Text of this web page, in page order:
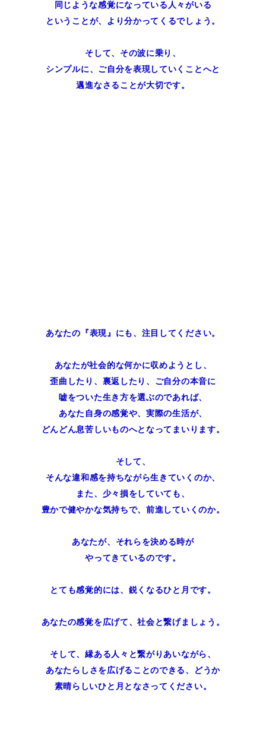
同じような感覚になっている人々がいる
ということが、より分かってくるでしょう。
そして、その波に乗り、
シンプルに、ご自分を表現していくことへと
邁進なさることが大切です。
あなたの『表現』にも、注目してください。
あなたが社会的な何かに収めようとし、
歪曲したり、裏返したり、ご自分の本音に
嘘をついた生き方を選ぶのであれば、
あなた自身の感覚や、実際の生活が、
どんどん息苦しいものへとなってまいります。
そして、
そんな違和感を持ちながら生きていくのか、
また、少々損をしていても、
豊かで健やかな気持ちで、前進していくのか。
あなたが、それらを決める時が
やってきているのです。
とても感覚的には、鋭くなるひと月です。
あなたの感覚を広げて、社会と繋げましょう。
そして、縁ある人々と繋がりあいながら、
あなたらしさを広げることのできる、どうか
素晴らしいひと月となさってください。